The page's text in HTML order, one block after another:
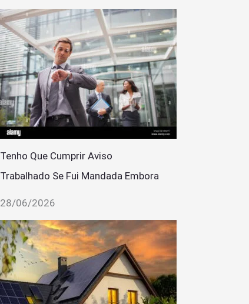
Tenho Que Cumprir Aviso
Trabalhado Se Fui Mandada Embora
28/06/2026